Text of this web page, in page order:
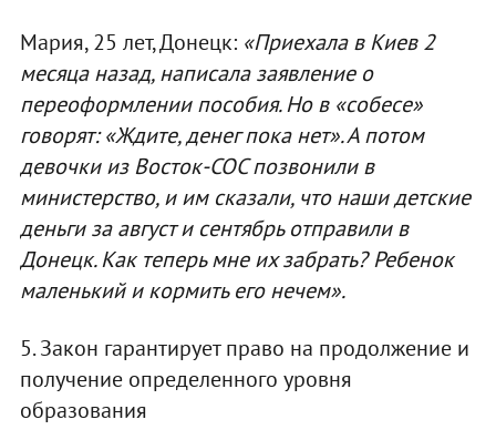
Мария, 25 лет, Донецк: «Приехала в Киев 2
месяца назад, написала заявление о
переоформлении пособия. Но в «собесе»
говорят: «Ждите, денег пока нет». А потом
девочки из Восток-СОС позвонили в
министерство, и им сказали, что наши детские
деньги за август и сентябрь отправили в
Донецк. Как теперь мне их забрать? Ребенок
маленький и кормить его нечем».
5. Закон гарантирует право на продолжение и
получение определенного уровня
образования